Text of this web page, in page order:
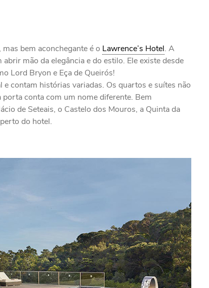
bem aconchegante é o Lawrence’s Hotel. A
mão da elegância e do estilo. Ele existe desde
Lord Bryon e Eça de Queirós!
contam histórias variadas. Os quartos e suítes não
conta com um nome diferente. Bem
de Seteais, o Castelo dos Mouros, a Quinta da
do hotel.